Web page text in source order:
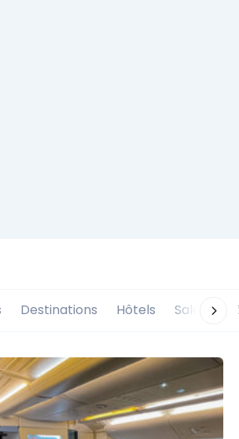
Destinations Hôtels Salons